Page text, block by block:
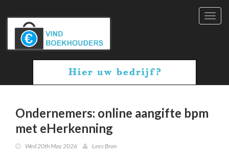
Ondernemers: online aangifte bpm
met eHerkenning
Wed 20th May 2026 Lees Bron